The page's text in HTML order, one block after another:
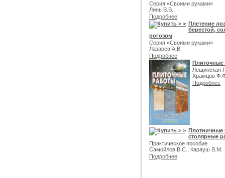
Серия «Своими руками»
Линь В.В.
Подробнее
Плетение
берестой,
рогозом
Серия «Своими руками»
Лазарев А.В.
Подробнее
Плиточные
Лещинская
Храмцов
Подробнее
Плотничные
столярные
Практическое пособие
Самойлов В.С., Карауш В.М.
Подробнее